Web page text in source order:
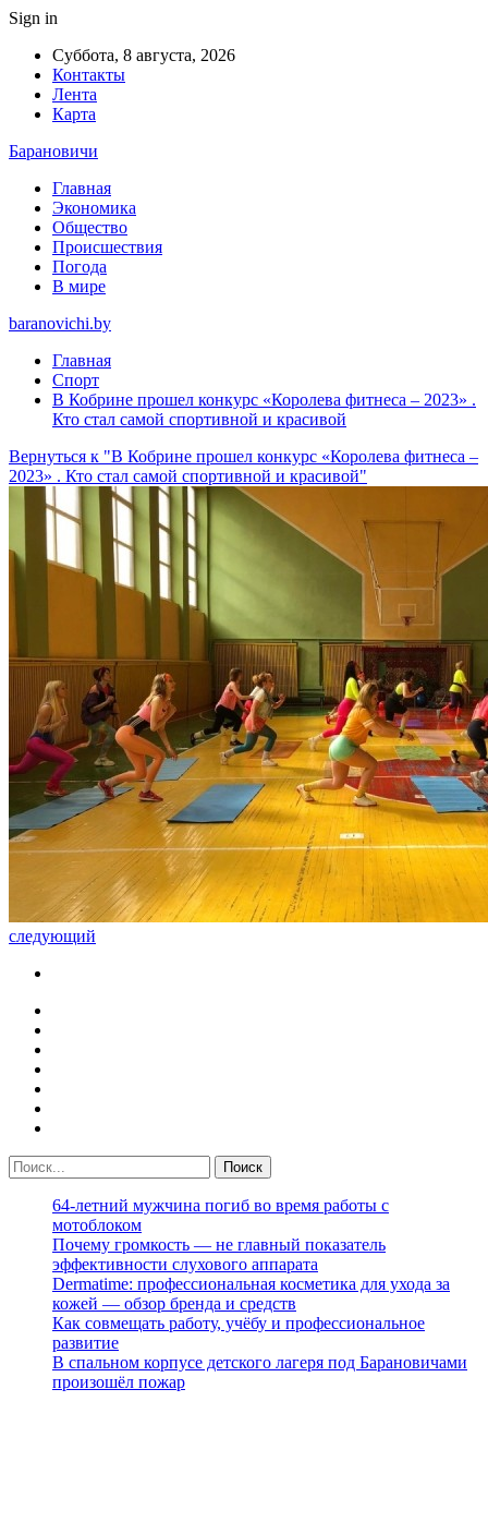
Sign in
Суббота, 8 августа, 2026
Контакты
Лента
Карта
Барановичи
Главная
Экономика
Общество
Происшествия
Погода
В мире
baranovichi.by
Главная
Спорт
В Кобрине прошел конкурс «Королева фитнеса – 2023» .
Кто стал самой спортивной и красивой
Вернуться к "В Кобрине прошел конкурс «Королева фитнеса –
2023» . Кто стал самой спортивной и красивой"
следующий
64-летний мужчина погиб во время работы с
мотоблоком
Почему громкость — не главный показатель
эффективности слухового аппарата
Dermatime: профессиональная косметика для ухода за
кожей — обзор бренда и средств
Как совмещать работу, учёбу и профессиональное
развитие
В спальном корпусе детского лагеря под Барановичами
произошёл пожар